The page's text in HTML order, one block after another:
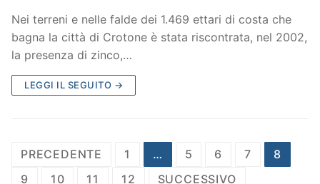
Nei terreni e nelle falde dei 1.469 ettari di costa che
bagna la città di Crotone è stata riscontrata, nel 2002,
la presenza di zinco,…
LEGGI IL SEGUITO →
Navigazione
articoli
PRECEDENTE 1 … 5 6 7
8
9
10 11 12 SUCCESSIVO